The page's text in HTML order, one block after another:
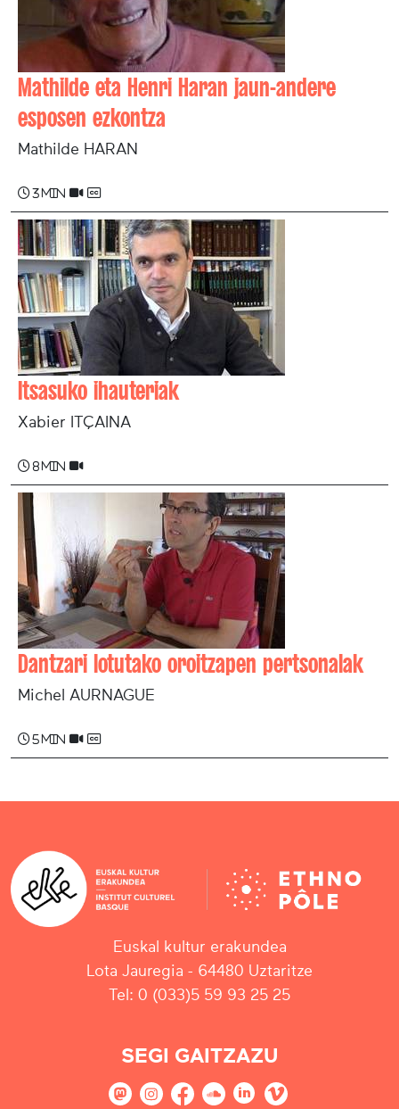
Mathilde eta Henri Haran jaun-andere
esposen ezkontza
Mathilde HARAN
3 min
Itsasuko ihauteriak
Xabier ITÇAINA
8 min
Dantzari lotutako oroitzapen pertsonalak
Michel AURNAGUE
5 min
Euskal kultur erakundea
Lota Jauregia - 64480 Uztaritze
Tel: 0 (033)5 59 93 25 25
SEGI GAITZAZU